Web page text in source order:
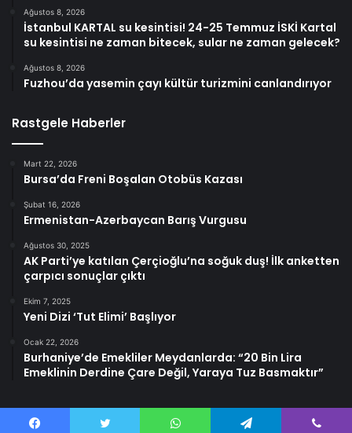
Ağustos 8, 2026
İstanbul KARTAL su kesintisi! 24-25 Temmuz İSKİ Kartal
su kesintisi ne zaman bitecek, sular ne zaman gelecek?
Ağustos 8, 2026
Fuzhou’da yasemin çayı kültür turizmini canlandırıyor
Rastgele Haberler
Mart 22, 2026
Bursa’da Freni Boşalan Otobüs Kazası
Şubat 16, 2026
Ermenistan-Azerbaycan Barış Vurgusu
Ağustos 30, 2025
AK Parti’ye katılan Çerçioğlu’na soğuk duş! İlk anketten
çarpıcı sonuçlar çıktı
Ekim 7, 2025
Yeni Dizi ‘Tut Elimi’ Başlıyor
Ocak 22, 2026
Burhaniye’de Emekliler Meydanlarda: “20 Bin Lira
Emeklinin Derdine Çare Değil, Yaraya Tuz Basmaktır”